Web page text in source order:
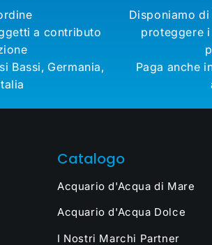
a contributo
Bassi, Germania,
Disponiamo
proteggere
Paga anche
Catalogo
Acquario d'Acqua di Mare
Acquario d'Acqua Dolce
I Nostri Marchi Partner